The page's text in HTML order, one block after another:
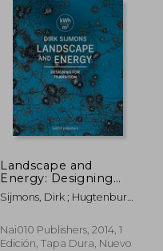
₡
Landscape and
Energy: Designing
Transition (en Inglés)
Sijmons, Dirk ; Hugtenburg,
Nai010 Publishers, 2014, 1
Edición, Tapa Dura, Nuevo